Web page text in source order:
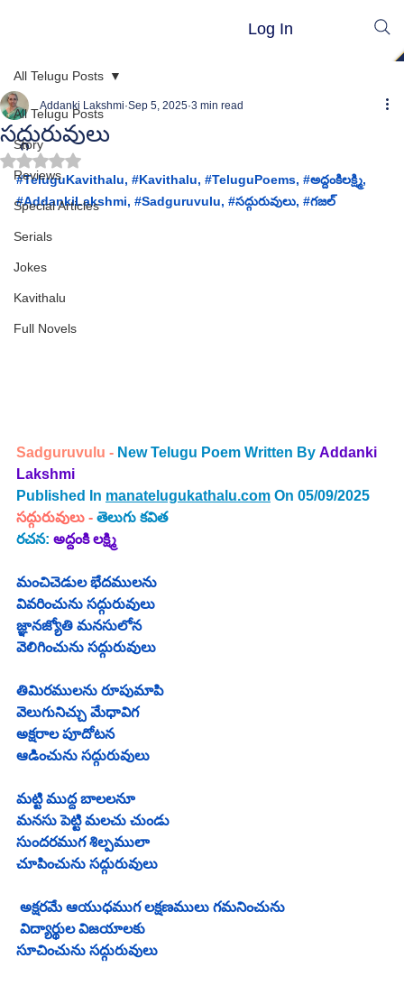
Log In
All Telugu Posts
Story
Reviews
Special Articles
Serials
Jokes
Kavithalu
Full Novels
All Telugu Posts
సద్గురువులు
Addanki Lakshmi Sep 5, 2025 3 min read
Rated NaN out of 5 stars.
#TeluguKavithalu, #Kavithalu, #TeluguPoems, #అద్దంకిలక్ష్మి,
#AddankiLakshmi, #Sadguruvulu, #సద్గురువులు, #గజల
Sadguruvulu - New Telugu Poem Written By Addanki
Lakshmi
Published In manatelugukathalu.com On 05/09/2025
సద్గురువులు - తెలుగు కవిత
రచన: అద్దంకి లక్ష్మి
మంచిచెడుల భేదములను
వివరించును సద్గురువులు
జ్ఞానజ్యోతి మనసులోన
వెలిగించును సద్గురువులు
తిమిరములను రూపుమాపి
వెలుగునిచ్చు మేధావిగ
అక్షరాల పూదోటన
ఆడించును సద్గురువులు
మట్టి ముద్ద బాలలనూ
మనసు పెట్టి మలచు చుండు
సుందరముగ శిల్పములా
చూపించును సద్గురువులు
అక్షరమే ఆయుధముగ లక్షణములు గమనించును
విద్యార్థుల విజయాలకు
సూచించును సద్గురువులు